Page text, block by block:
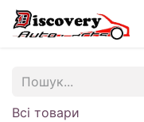
Всі товари